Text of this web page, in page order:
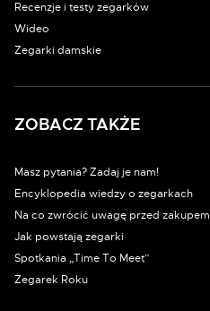
Recenzje i testy zegarków
Wideo
Zegarki damskie
ZOBACZ TAKŻE
Masz pytania? Zadaj je nam!
Encyklopedia wiedzy o zegarkach
Na co zwrócić uwagę przed zakupem
Jak powstają zegarki
Spotkania „Time To Meet”
Zegarek Roku